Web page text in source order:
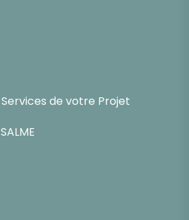
de votre Projet